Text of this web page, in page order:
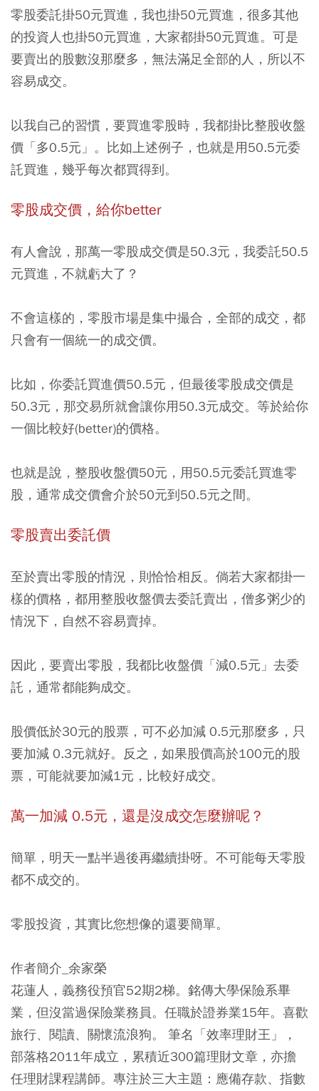
零股委託掛50元買進，我也掛50元買進，很多其他
的投資人也掛50元買進，大家都掛50元買進。可是
要賣出的股數沒那麼多，無法滿足全部的人，所以不
容易成交。
以我自己的習慣，要買進零股時，我都掛比整股收盤
價「多0.5元」。比如上述例子，也就是用50.5元委
託買進，幾乎每次都買得到。
零股成交價，給你better
有人會說，那萬一零股成交價是50.3元，我委託50.5
元買進，不就虧大了？
不會這樣的，零股市場是集中撮合，全部的成交，都
只會有一個統一的成交價。
比如，你委託買進價50.5元，但最後零股成交價是
50.3元，那交易所就會讓你用50.3元成交。等於給你
一個比較好(better)的價格。
也就是說，整股收盤價50元，用50.5元委託買進零
股，通常成交價會介於50元到50.5元之間。
零股賣出委託價
至於賣出零股的情況，則恰恰相反。倘若大家都掛一
樣的價格，都用整股收盤價去委託賣出，僧多粥少的
情況下，自然不容易賣掉。
因此，要賣出零股，我都比收盤價「減0.5元」去委
託，通常都能夠成交。
股價低於30元的股票，可不必加減 0.5元那麼多，只
要加減 0.3元就好。反之，如果股價高於100元的股
票，可能就要加減1元，比較好成交。
萬一加減 0.5元，還是沒成交怎麼辦呢？
簡單，明天一點半過後再繼續掛呀。不可能每天零股
都不成交的。
零股投資，其實比您想像的還要簡單。
作者簡介_余家榮
花蓮人，義務役預官52期2梯。銘傳大學保險系畢
業，但沒當過保險業務員。任職於證券業15年。喜歡
旅行、閱讀、關懷流浪狗。 筆名「效率理財王」，
部落格2011年成立，累積近300篇理財文章，亦擔
任理財課程講師。專注於三大主題：應備存款、指數